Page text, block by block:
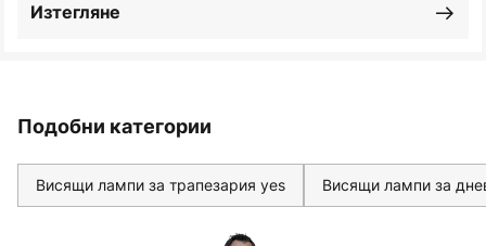
Изтегляне
Подобни категории
Висящи лампи за трапезария yes Висящи лампи за